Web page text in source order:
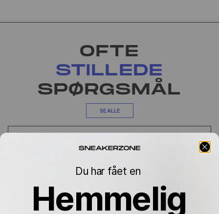
OFTE
STILLEDE
SPØRGSMÅL
SE ALLE
HVOR LANG ER LEVERINGSTIDEN?
HVORFOR VARIERER PRISEN MELLEM
STØRRELSERNE?
Du har fået en
Hemmelig